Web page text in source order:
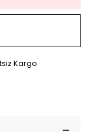
Kargo